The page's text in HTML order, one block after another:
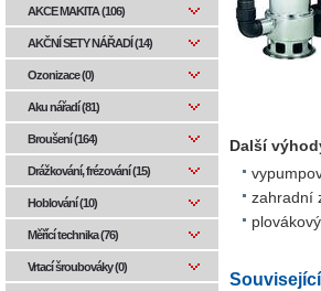
Další
zahradní
AKCE MAKITA (106)
AKČNÍ SETY NÁŘADÍ (14)
Ozonizace (0)
Aku nářadí (81)
Broušení (164)
Drážkování, frézování (15)
Hoblování (10)
Měřící technika (76)
Vrtací šroubováky (0)